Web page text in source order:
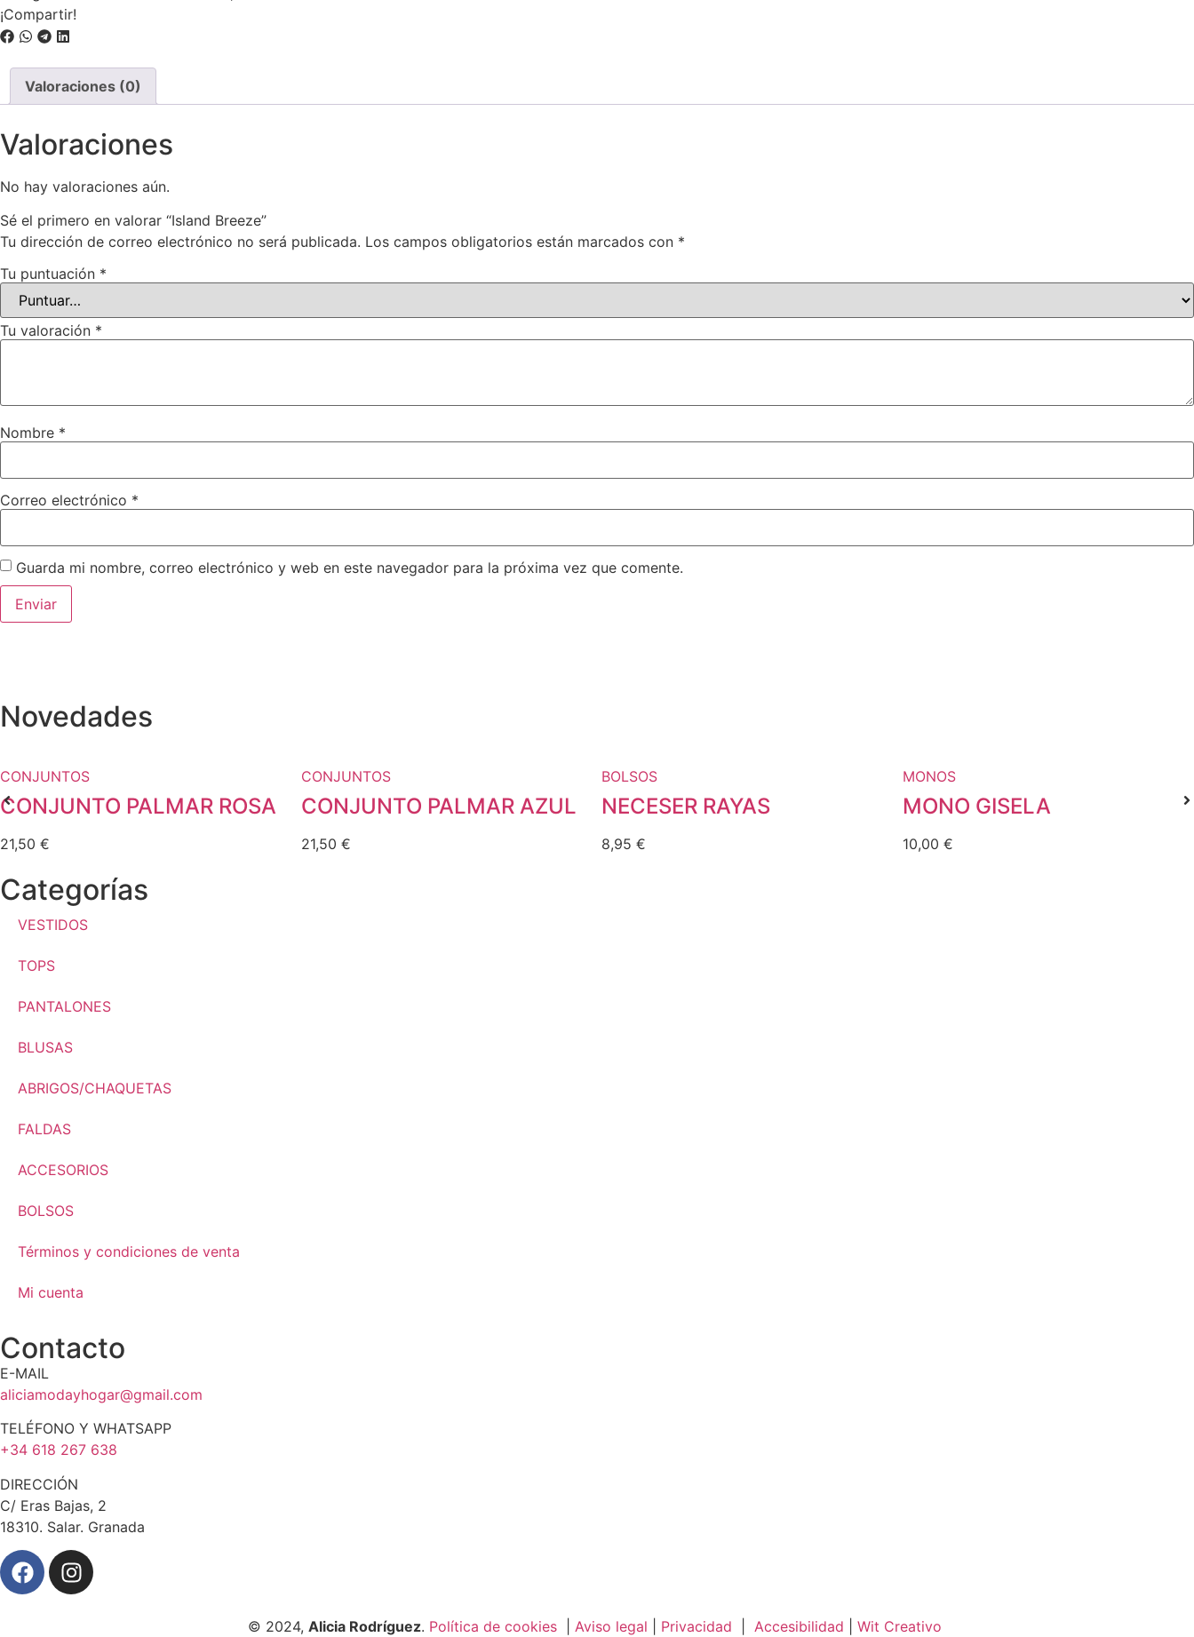
¡Compartir!
Valoraciones (0)
Valoraciones
No hay valoraciones aún.
Sé el primero en valorar “Island Breeze”
Tu dirección de correo electrónico no será publicada. Los campos obligatorios están marcados con *
Tu puntuación *
Tu valoración *
Nombre *
Correo electrónico *
Guarda mi nombre, correo electrónico y web en este navegador para la próxima vez que comente.
Novedades
CONJUNTOS
CONJUNTO PALMAR ROSA
21,50 €
CONJUNTOS
CONJUNTO PALMAR AZUL
21,50 €
BOLSOS
NECESER RAYAS
8,95 €
MONOS
MONO GISELA
10,00 €
Categorías
VESTIDOS
TOPS
PANTALONES
BLUSAS
ABRIGOS/CHAQUETAS
FALDAS
ACCESORIOS
BOLSOS
Términos y condiciones de venta
Mi cuenta
Contacto
E-MAIL
aliciamodayhogar@gmail.com
TELÉFONO Y WHATSAPP
+34 618 267 638
DIRECCIÓN
C/ Eras Bajas, 2
18310. Salar. Granada
© 2024, Alicia Rodríguez. Política de cookies Aviso legal Privacidad Accesibilidad Wit Creativo